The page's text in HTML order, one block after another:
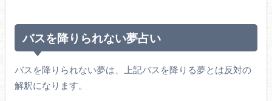
バスを降りられない夢占い
バスを降りられない夢は、上記バスを降りる夢とは反対の
解釈になります。